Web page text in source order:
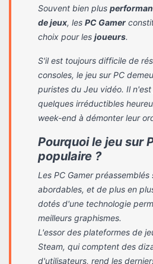
Souvent bien plus
de jeux, les PC Gamer
choix pour les joueurs.
S'il est toujours difficile de
consoles, le jeu sur PC
puristes du Jeu vidéo. Il
quelques irréductibles
week-end à démonter leur
Pourquoi le jeu sur
populaire ?
Les PC Gamer
abordables, et de plus en
dotés d'une technologie
meilleurs graphismes.
L'essor des plateformes de
Steam, qui comptent des
d'utilisateurs, rend les